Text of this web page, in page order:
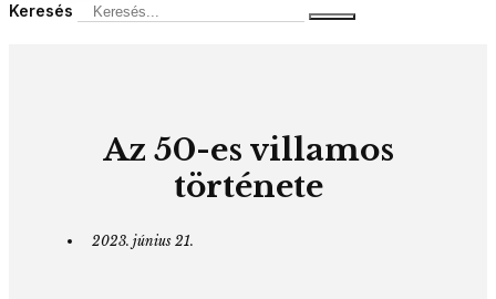
Keresés
Az 50-es villamos
története
2023. június 21.